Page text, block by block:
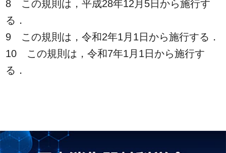
8 この規則は，平成28年12月5日から施行す
る．
9 この規則は，令和2年1月1日から施行する．
10 この規則は，令和7年1月1日から施行す
る．